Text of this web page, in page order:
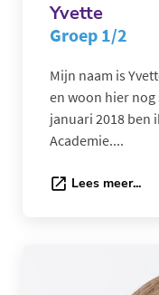
Yvette
Groep 1/2
Mijn naam is
en woon hier nog
januari 2018 ben
Academie....
Lees meer...